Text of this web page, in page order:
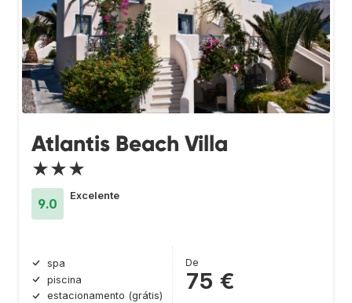
Atlantis Beach Villa
★★★
9.0
Excelente
spa
piscina
estacionamento (grátis)
De
75 €